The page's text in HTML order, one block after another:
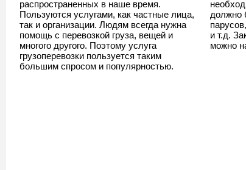
распространенных в наше время.
Пользуются услугами, как частные лица,
так и организации. Людям всегда нужна
помощь с перевозкой груза, вещей и
многого другого. Поэтому услуга
грузоперевозки пользуется таким
большим спросом и популярностью.
должно
и т.д.
можно